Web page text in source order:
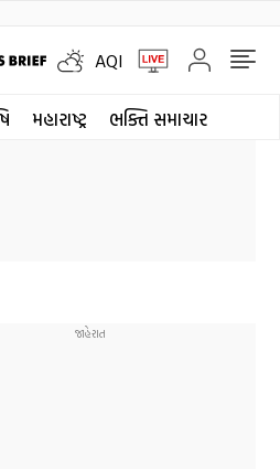
AQI
મહારાષ્ટ્ર ભક્તિ સમાચાર